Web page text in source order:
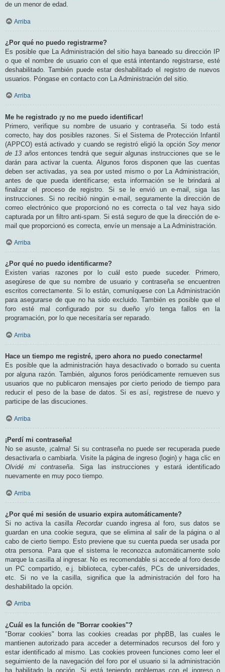
de un menor de edad.
Arriba
¿Por qué no puedo registrarme?
Es posible que La Administración del sitio haya baneado su dirección IP
o que el nombre de usuario con el que está intentando registrarse, esté
deshabilitado. También puede estar deshabilitado el registro de nuevos
usuarios. Póngase en contacto con La Administración del sitio.
Arriba
Me he registrado ¡y no me puedo identificar!
Primero, verifique su nombre de usuario y contraseña. Si todo está
correcto, hay dos posibles razones. Si el Sistema de Protección Infantil
(APPCO) está activado y cuando se registró eligió la opción Soy menor
de 13 años entonces tendrá que seguir algunas instrucciones que se le
darán para activar la cuenta. Algunos foros disponen que las cuentas
deben ser activadas, ya sea por usted mismo o por La Administración,
antes de que pueda identificarse; esta información se le brindará al
finalizar el proceso de registro. Si se le envió un e-mail, siga las
instrucciones. Si no recibió ningún e-mail, seguramente la dirección de
correo electrónico que proporcionó no es correcta o tal vez haya sido
capturada por un filtro anti-spam. Si está seguro de que la dirección de e-
mail que proporcionó es correcta, envíe un mensaje a La Administración.
Arriba
¿Por qué no puedo identificarme?
Existen varias razones por lo cuál esto puede suceder. Primero,
asegúrese de que su nombre de usuario y contraseña se encuentren
escritos correctamente. Si lo están, comuníquese con La Administración
para asegurarse de que no ha sido excluido. También es posible que el
foro esté mal configurado por su dueño y/o tenga fallos en la
programación, por lo que necesitaría ser reparado.
Arriba
Hace un tiempo me registré, ¡pero ahora no puedo conectarme!
Es posible que la administración haya desactivado o borrado su cuenta
por alguna razón. También, algunos foros periódicamente remueven sus
usuarios que no publicaron mensajes por cierto periodo de tiempo para
reducir el peso de la base de datos. Si es así, registrese de nuevo y
participe de las discuciones.
Arriba
¡Perdí mi contraseña!
No se asuste, ¡calma! Si su contraseña no puede ser recuperada puede
desactivarla o cambiarla. Visite la página de ingreso (login) y haga clic en
Olvidé mi contraseña. Siga las instrucciones y estará identificado
nuevamente en muy poco tiempo.
Arriba
¿Por qué mi sesión de usuario expira automáticamente?
Si no activa la casilla Recordarcuando ingresa al foro, sus datos se
guardan en una cookie segura, que se elimina al salir de la página o al
cabo de cierto tiempo. Esto previene que su cuenta pueda ser usada por
otra persona. Para que el sistema le reconozca automáticamente solo
marque la casilla al ingresar. No es recomendable si accede al foro desde
un PC compartido, e.j. biblioteca, cyber-cafés, PCs de universidades,
etc. Si no ve la casilla, significa que la administración del foro ha
deshabilitado la opción.
Arriba
¿Cuál es la función de "Borrar cookies"?
"Borrar cookies" borra las cookies creadas por phpBB, las cuales le
mantienen autorizado para acceder a determinados recursos del foro y
estar identificado al mismo. Las cookies proveen funciones como leer el
seguimiento de la navegación del foro por el usuario si la administración
ha habilitado la opción. Si está teniendo problemas con el ingreso o